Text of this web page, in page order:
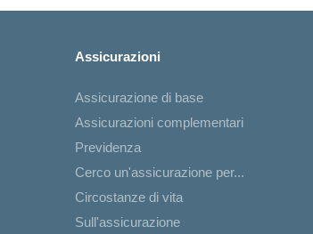
Assicurazioni
Assicurazione di base
Assicurazioni complementari
Previdenza
Cerco un'assicurazione per...
Circostanze di vita
Sull'assicurazione